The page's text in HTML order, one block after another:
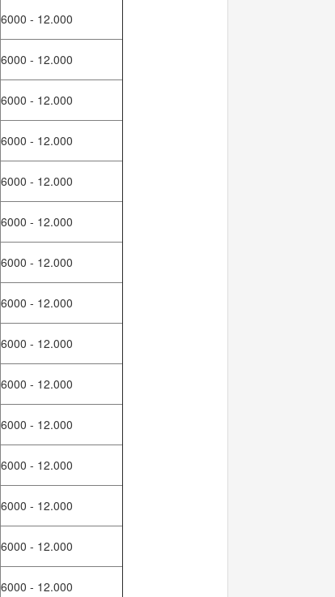
6000 - 12.000
6000 - 12.000
6000 - 12.000
6000 - 12.000
6000 - 12.000
6000 - 12.000
6000 - 12.000
6000 - 12.000
6000 - 12.000
6000 - 12.000
6000 - 12.000
6000 - 12.000
6000 - 12.000
6000 - 12.000
6000 - 12.000